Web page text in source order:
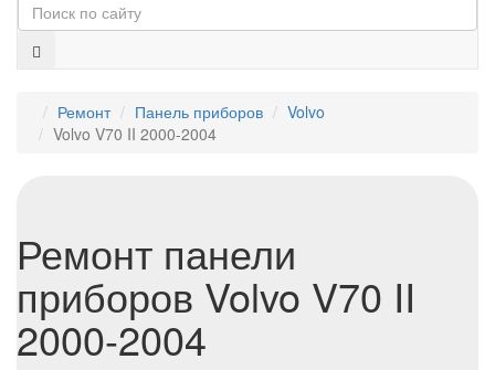
Ремонт Панель приборов
Volvo
Volvo V70 II 2000-2004
Ремонт панели
приборов Volvo V70 II
2000-2004